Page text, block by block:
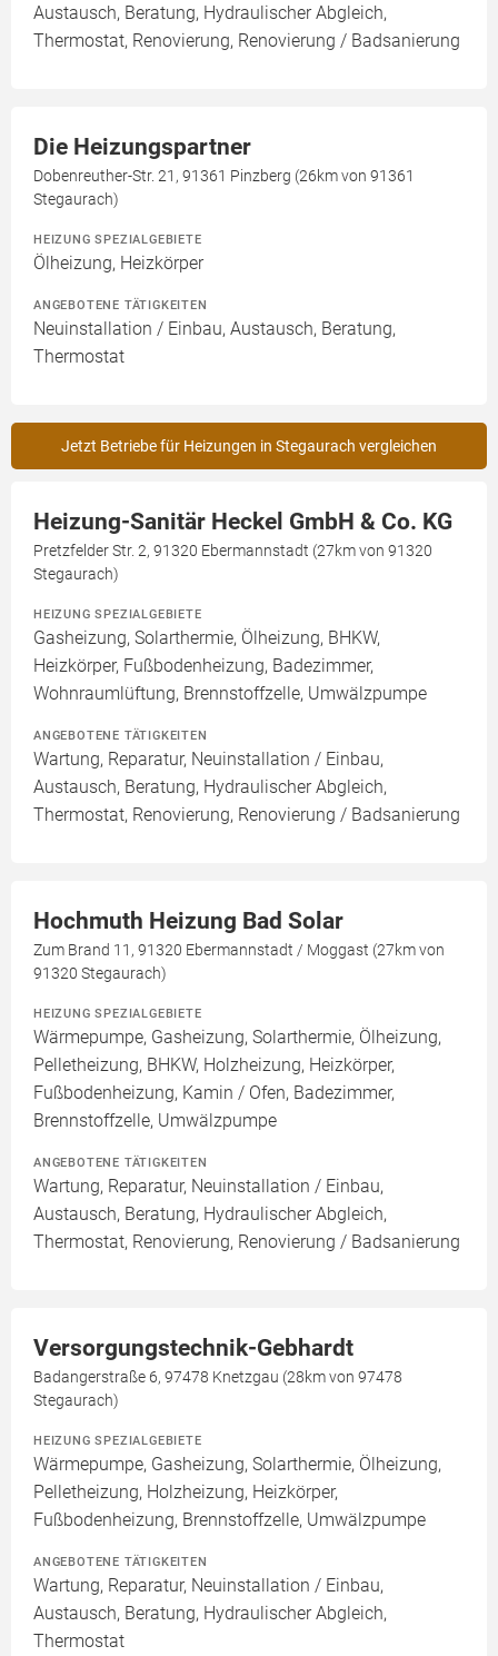
Austausch, Beratung, Hydraulischer Abgleich,
Thermostat, Renovierung, Renovierung / Badsanierung
Die Heizungspartner
Dobenreuther-Str. 21, 91361 Pinzberg (26km von 91361
Stegaurach)
HEIZUNG SPEZIALGEBIETE
Ölheizung, Heizkörper
ANGEBOTENE TÄTIGKEITEN
Neuinstallation / Einbau, Austausch, Beratung,
Thermostat
Jetzt Betriebe für Heizungen in Stegaurach vergleichen
Heizung-Sanitär Heckel GmbH & Co. KG
Pretzfelder Str. 2, 91320 Ebermannstadt (27km von 91320
Stegaurach)
HEIZUNG SPEZIALGEBIETE
Gasheizung, Solarthermie, Ölheizung, BHKW,
Heizkörper, Fußbodenheizung, Badezimmer,
Wohnraumlüftung, Brennstoffzelle, Umwälzpumpe
ANGEBOTENE TÄTIGKEITEN
Wartung, Reparatur, Neuinstallation / Einbau,
Austausch, Beratung, Hydraulischer Abgleich,
Thermostat, Renovierung, Renovierung / Badsanierung
Hochmuth Heizung Bad Solar
Zum Brand 11, 91320 Ebermannstadt / Moggast (27km von
91320 Stegaurach)
HEIZUNG SPEZIALGEBIETE
Wärmepumpe, Gasheizung, Solarthermie, Ölheizung,
Pelletheizung, BHKW, Holzheizung, Heizkörper,
Fußbodenheizung, Kamin / Ofen, Badezimmer,
Brennstoffzelle, Umwälzpumpe
ANGEBOTENE TÄTIGKEITEN
Wartung, Reparatur, Neuinstallation / Einbau,
Austausch, Beratung, Hydraulischer Abgleich,
Thermostat, Renovierung, Renovierung / Badsanierung
Versorgungstechnik-Gebhardt
Badangerstraße 6, 97478 Knetzgau (28km von 97478
Stegaurach)
HEIZUNG SPEZIALGEBIETE
Wärmepumpe, Gasheizung, Solarthermie, Ölheizung,
Pelletheizung, Holzheizung, Heizkörper,
Fußbodenheizung, Brennstoffzelle, Umwälzpumpe
ANGEBOTENE TÄTIGKEITEN
Wartung, Reparatur, Neuinstallation / Einbau,
Austausch, Beratung, Hydraulischer Abgleich,
Thermostat